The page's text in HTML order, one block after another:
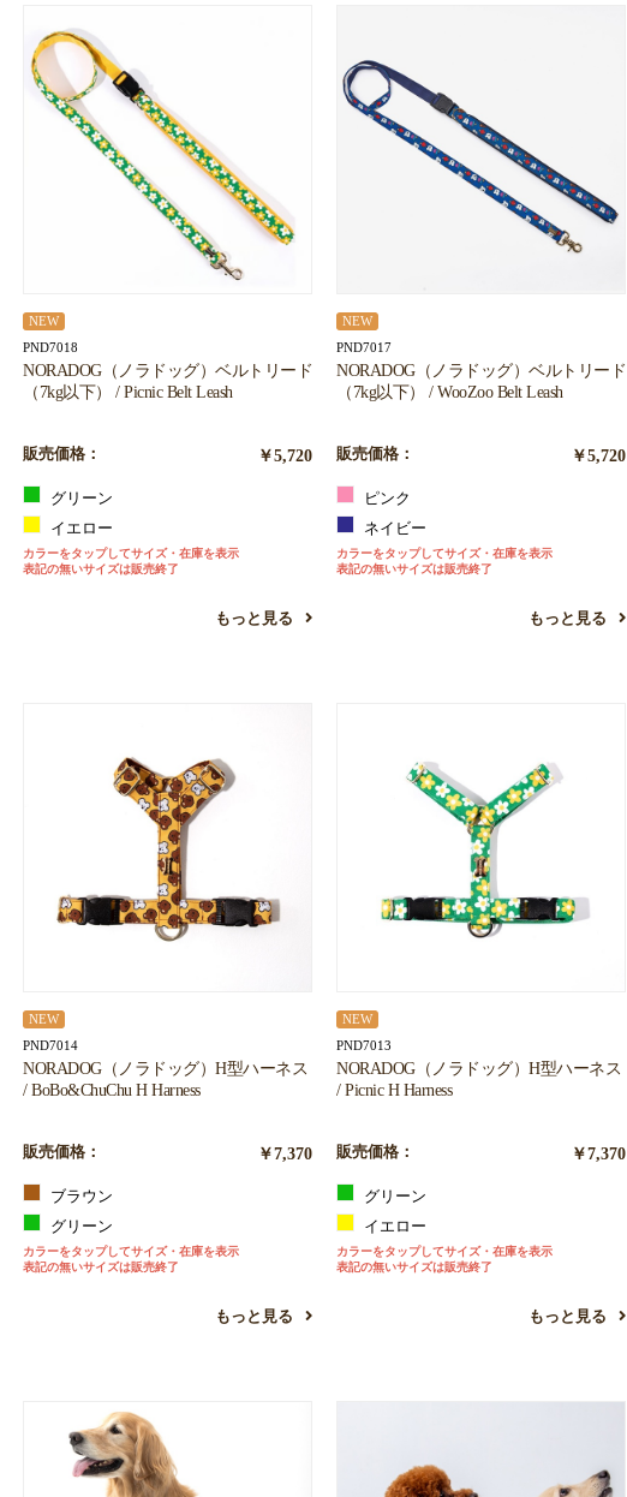
NEW
PND7018
NORADOG（ノラドッグ）ベルトリード
（7kg以下） / Picnic Belt Leash
販売価格： ￥5,720
グリーン
イエロー
カラーをタップしてサイズ・在庫を表示
表記の無いサイズは販売終了
もっと見る
NEW
PND7017
NORADOG（ノラドッグ）ベルトリード
（7kg以下） / WooZoo Belt Leash
販売価格： ￥5,720
ピンク
ネイビー
カラーをタップしてサイズ・在庫を表示
表記の無いサイズは販売終了
もっと見る
NEW
PND7014
NORADOG（ノラドッグ）H型ハーネス
/ BoBo&ChuChu H Harness
販売価格： ￥7,370
ブラウン
グリーン
カラーをタップしてサイズ・在庫を表示
表記の無いサイズは販売終了
もっと見る
NEW
PND7013
NORADOG（ノラドッグ）H型ハーネス
/ Picnic H Harness
販売価格： ￥7,370
グリーン
イエロー
カラーをタップしてサイズ・在庫を表示
表記の無いサイズは販売終了
もっと見る